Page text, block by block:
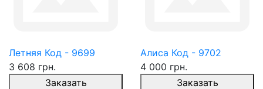
Летняя Код - 9699
3 608 грн.
Заказать
Алиса Код - 9702
4 000 грн.
Заказать